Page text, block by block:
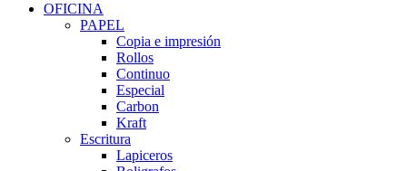
OFICINA
PAPEL
Copia e impresión
Rollos
Continuo
Especial
Carbon
Kraft
Escritura
Lapiceros